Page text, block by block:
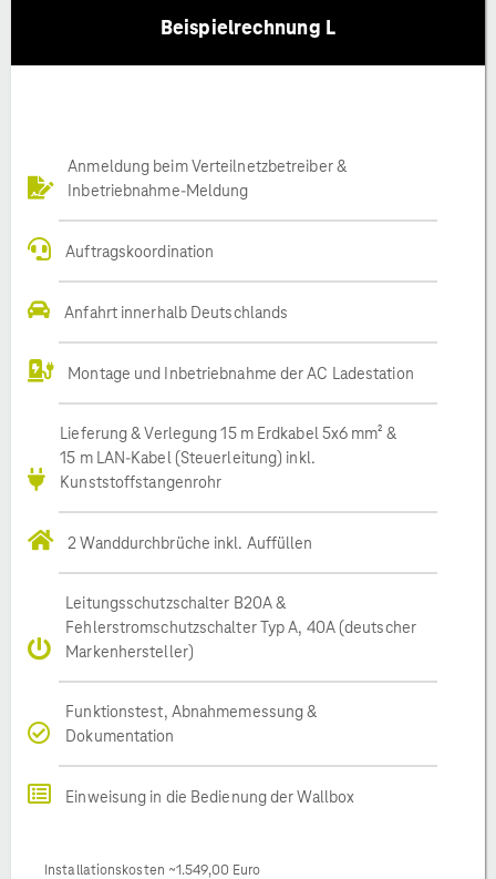
Beispielrechnung L
Anmeldung beim Verteilnetzbetreiber &
Inbetriebnahme-Meldung
Auftragskoordination
Anfahrt innerhalb Deutschlands
Montage und Inbetriebnahme der AC Ladestation
Lieferung & Verlegung 15 m Erdkabel 5x6 mm² &
15 m LAN-Kabel (Steuerleitung) inkl.
Kunststoffstangenrohr
2 Wanddurchbrüche inkl. Auffüllen
Leitungsschutzschalter B20A &
Fehlerstromschutzschalter Typ A, 40A (deutscher
Markenhersteller)
Funktionstest, Abnahmemessung &
Dokumentation
Einweisung in die Bedienung der Wallbox
Installationskosten ~1.549,00 Euro